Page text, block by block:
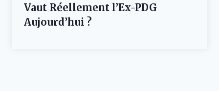
Vaut Réellement l’Ex-PDG
Aujourd’hui ?